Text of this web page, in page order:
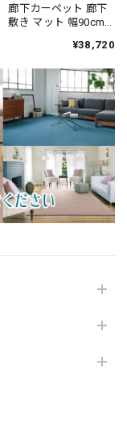
廊下カーペット 廊下
敷き マット 幅90cm×
オリエントクラシッ
グレード感あるデザ
イン 高密度で耐久性
に優れたウィルトン
織カーペット 全3色
防炎ラベル付『アス
ジェントル/GNT』
¥38,720